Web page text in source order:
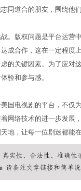
同道合的朋友，围绕他
。版权问题是平台运营
成合作，这在一定程度
的关键因素。为了应对
验和参与感。
国电视剧的平台，不仅
网络技术的进一步发展
地，让每一位剧迷都能